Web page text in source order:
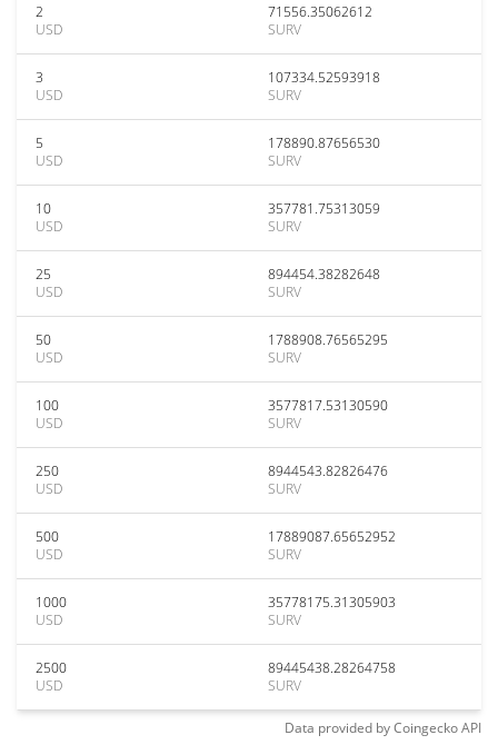
2
USD
71556.35062612
SURV
3
USD
107334.52593918
SURV
5
USD
178890.87656530
SURV
10
USD
357781.75313059
SURV
25
USD
894454.38282648
SURV
50
USD
1788908.76565295
SURV
100
USD
3577817.53130590
SURV
250
USD
8944543.82826476
SURV
500
USD
17889087.65652952
SURV
1000
USD
35778175.31305903
SURV
2500
USD
89445438.28264758
SURV
Data provided byCoingeckoAPI